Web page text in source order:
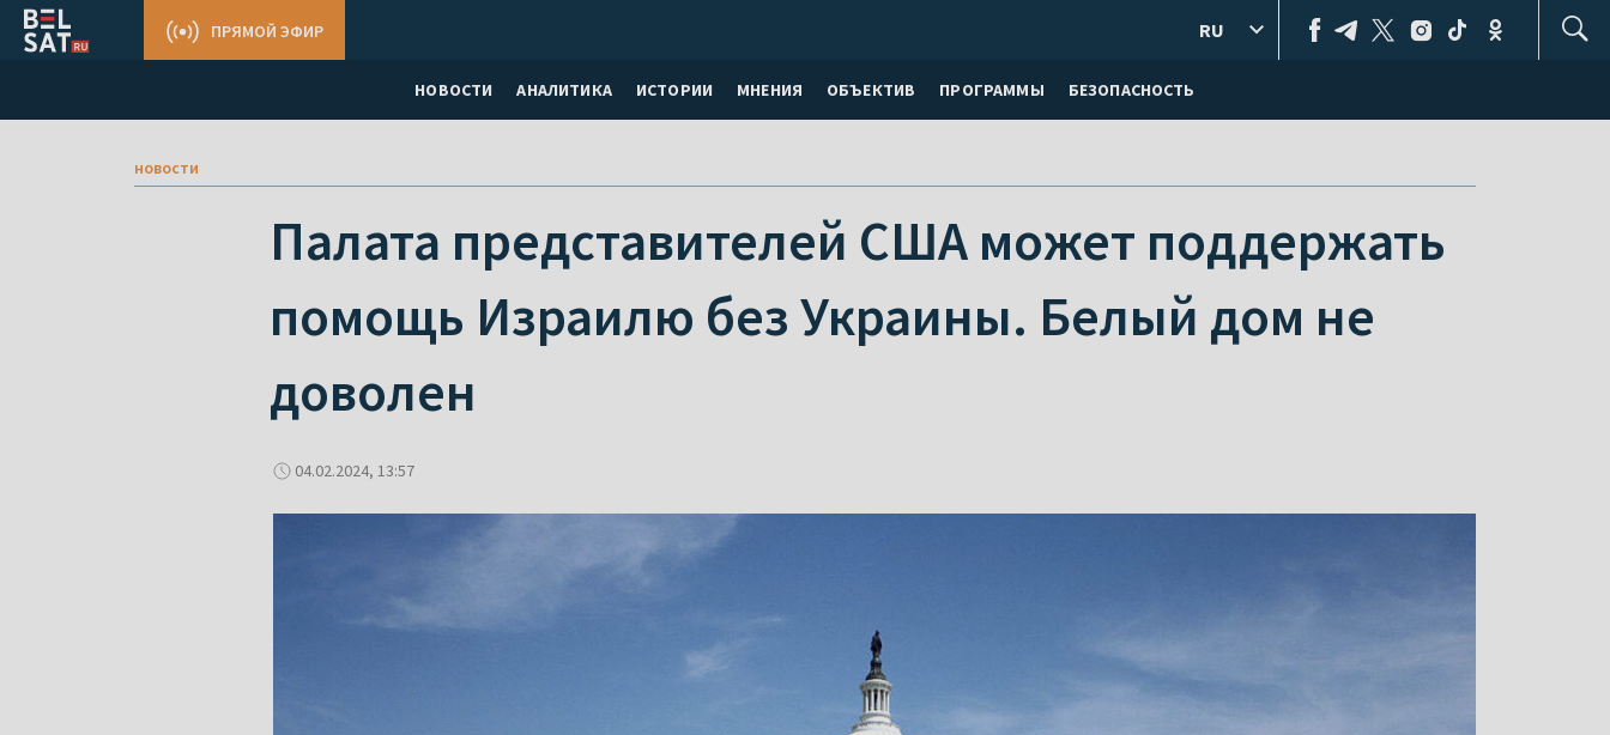
НОВОСТИ АНАЛИТИКА ИСТОРИИ МНЕНИЯ ОБЪЕКТИВ ПРОГРАММЫ БЕЗОПАСНОСТЬ
ПРЯМОЙ ЭФИР RU
новости
Палата представителей США может поддержать
помощь Израилю без Украины. Белый дом не
доволен
04.02.2024, 13:57